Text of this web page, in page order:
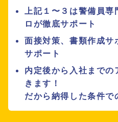
上記１〜３は警備員専
ロが徹底サポート
面接対策、書類作成サ
サポート
内定後から入社までの
きます！
だから納得した条件で